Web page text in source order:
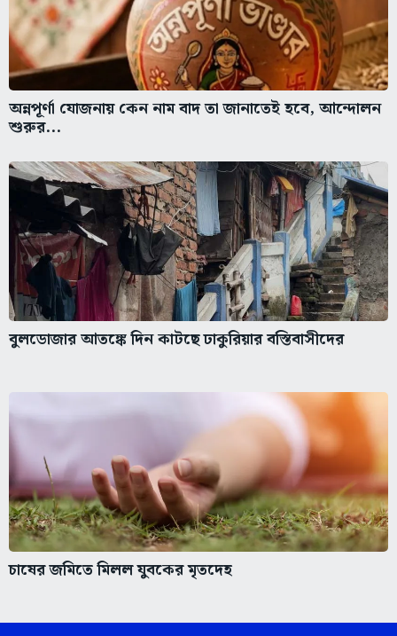
অন্নপূর্ণা যোজনায় কেন নাম বাদ তা জানাতেই হবে, আন্দোলন
শুরুর...
বুলডোজার আতঙ্কে দিন কাটছে ঢাকুরিয়ার বস্তিবাসীদের
চাষের জমিতে মিলল যুবকের মৃতদেহ